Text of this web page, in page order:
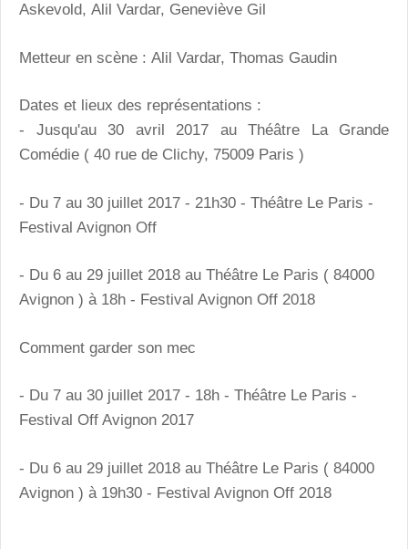
Askevold, Alil Vardar, Geneviève Gil
Metteur en scène : Alil Vardar, Thomas Gaudin
Dates et lieux des représentations :
- Jusqu'au 30 avril 2017 au Théâtre La Grande
Comédie ( 40 rue de Clichy, 75009 Paris )
- Du 7 au 30 juillet 2017 - 21h30 - Théâtre Le Paris -
Festival Avignon Off
- Du 6 au 29 juillet 2018 au Théâtre Le Paris ( 84000
Avignon ) à 18h - Festival Avignon Off 2018
Comment garder son mec
- Du 7 au 30 juillet 2017 - 18h - Théâtre Le Paris -
Festival Off Avignon 2017
- Du 6 au 29 juillet 2018 au Théâtre Le Paris ( 84000
Avignon ) à 19h30 - Festival Avignon Off 2018